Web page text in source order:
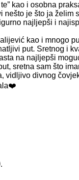
kao i osobna
nešto je što ja želim
najljepši i
kao i mnogo
put. Sretnog i
na najljepši
sretna sam što
vidljivo divnog